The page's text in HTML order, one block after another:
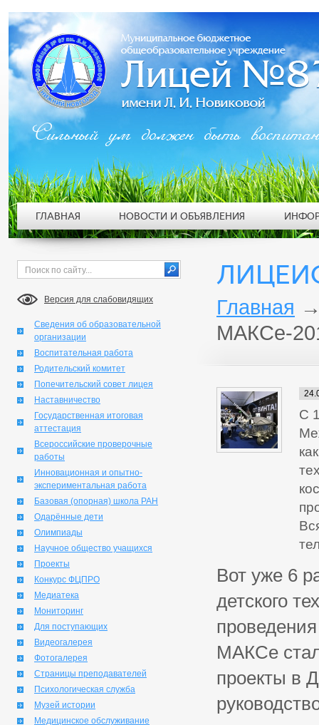
Версия для слабовидящих
Сведения об образовательной
организации
Воспитательная работа
Родительский комитет
Попечительский совет лицея
Наставничество
Государственная итоговая
аттестация
Всероссийские проверочные
работы
Инновационная и опытно-
экспериментальная работа
Базовая (опорная) школа РАН
Одарённые дети
Олимпиады
Научное общество учащихся
Проекты
Конкурс ФЦПРО
Медиатека
Мониторинг
Для поступающих
Видеогалерея
Фотогалерея
Страницы преподавателей
Психологическая служба
Музей истории
Медицинское обслуживание
Главная
МАКСе-
С
Вот уже 6
детского
МАКСе
проекты в
Сильный ум должен быть
ГЛАВНАЯ НОВОСТИ И ОБЪЯВЛЕНИЯ